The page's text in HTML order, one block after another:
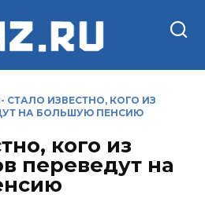
- СТАЛО ИЗВЕСТНО, КОГО ИЗ
НА БОЛЬШУЮ ПЕНСИЮ
кого из
переведут на